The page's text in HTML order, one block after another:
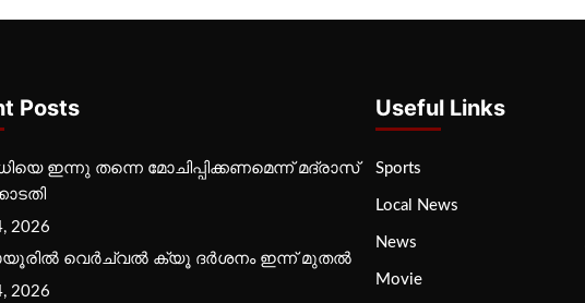
Posts
ഇന്നു തന്നെ മോചിപ്പിക്കണമെന്ന് മദ്രാസ്
2026
വെര്‍ച്വല്‍ ക്യൂ ദര്‍ശനം ഇന്ന് മുതല്‍
2026
Useful Links
Sports
Local News
News
Movie